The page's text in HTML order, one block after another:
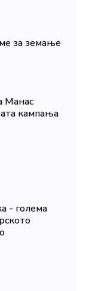
за земање
Манас
кампања
- голема